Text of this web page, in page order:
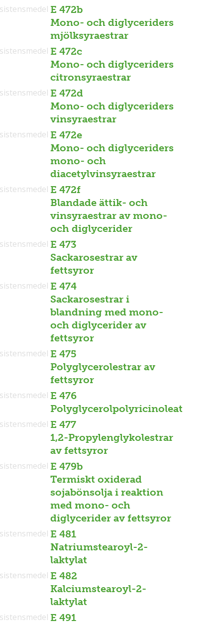
E 472b
Mono- och diglyceriders
mjölksyraestrar
E 472c
Mono- och diglyceriders
citronsyraestrar
E 472d
Mono- och diglyceriders
vinsyraestrar
E 472e
Mono- och diglyceriders
mono- och
diacetylvinsyraestrar
E 472f
Blandade ättik- och
vinsyraestrar av mono-
och diglycerider
E 473
Sackarosestrar av
fettsyror
E 474
Sackarosestrar i
blandning med mono-
och diglycerider av
fettsyror
E 475
Polyglycerolestrar av
fettsyror
E 476
Polyglycerolpolyricinoleat
E 477
1,2-Propylenglykolestrar
av fettsyror
E 479b
Termiskt oxiderad
sojabönsolja i reaktion
med mono- och
diglycerider av fettsyror
E 481
Natriumstearoyl-2-
laktylat
E 482
Kalciumstearoyl-2-
laktylat
E 491